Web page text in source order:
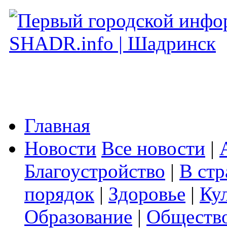
Главная
Новости Все новости |
Благоустройство | В
порядок | Здоровье |
Образование |